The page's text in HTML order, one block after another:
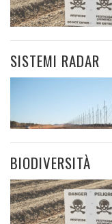
SISTEMI RADAR
BIODIVERSITÀ